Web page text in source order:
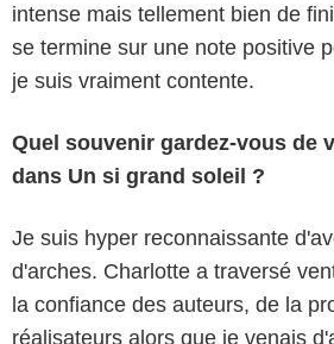
intense mais tellement bien de
se termine sur une note positive
je suis vraiment contente.
Quel souvenir gardez-vous de
dans Un si grand soleil ?
Je suis hyper reconnaissante
d'arches. Charlotte a traversé
la confiance des auteurs, de la
réalisateurs alors que je venais